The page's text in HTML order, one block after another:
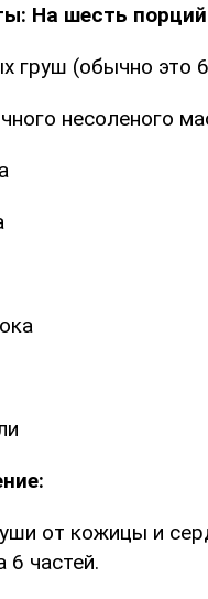
На шесть
груш (обычно это
несоленого
от кожицы и
6 частей.